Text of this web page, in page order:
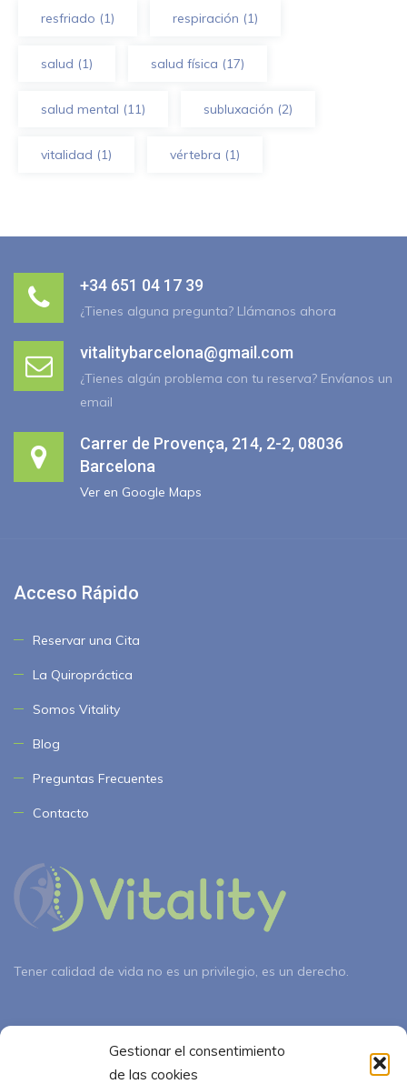
Gestionar el consentimiento
de las cookies
resfriado (1) respiración (1)
salud (1) salud física (17)
salud mental (11) subluxación (2)
vitalidad (1) vértebra (1)
+34 651 04 17 39
¿Tienes alguna pregunta? Llámanos ahora
vitalitybarcelona@gmail.com
¿Tienes algún problema con tu reserva? Envíanos un
email
Carrer de Provença, 214, 2-2, 08036
Barcelona
Ver en Google Maps
Acceso Rápido
Reservar una Cita
La Quiropráctica
Somos Vitality
Blog
Preguntas Frecuentes
Contacto
Tener calidad de vida no es un privilegio, es un derecho.